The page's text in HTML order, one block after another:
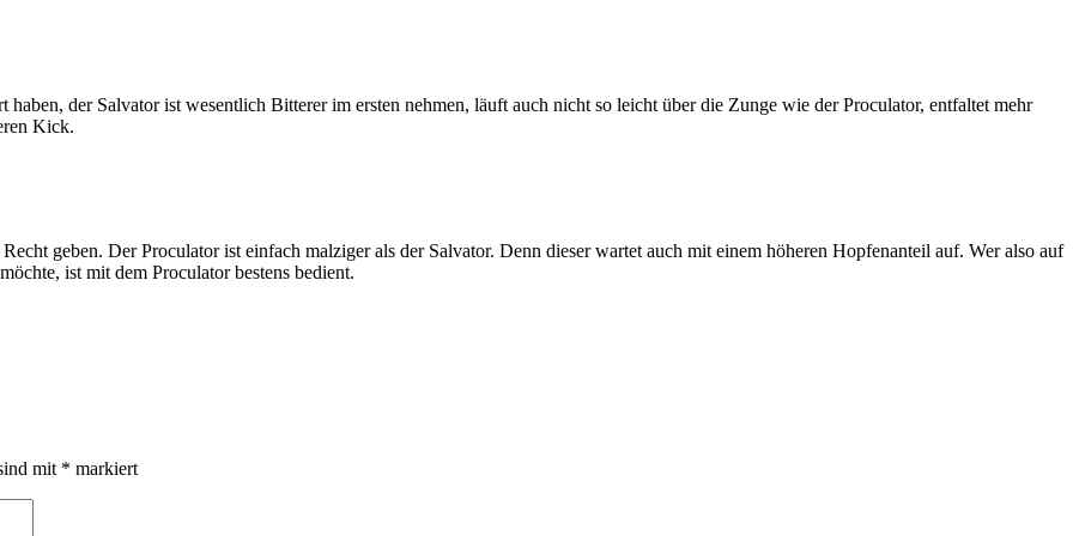
der Salvator ist wesentlich Bitterer im ersten nehmen, läuft auch nicht so leicht über die Zunge wie der Proculator, entfaltet mehr
Kick.
geben. Der Proculator ist einfach malziger als der Salvator. Denn dieser wartet auch mit einem höheren Hopfenanteil auf. Wer also auf
ist mit dem Proculator bestens bedient.
mit * markiert